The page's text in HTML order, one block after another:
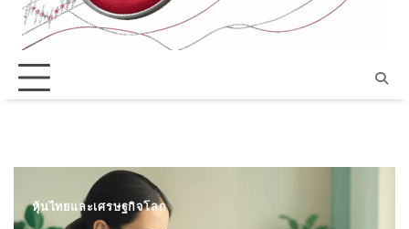
หุ้นไทยและเศรษฐกิจโลก